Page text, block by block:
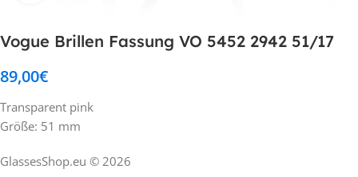
Vogue Brillen Fassung VO 5452 2942 51/17
89,00€
Transparent pink
Größe: 51 mm
GlassesShop.eu © 2026